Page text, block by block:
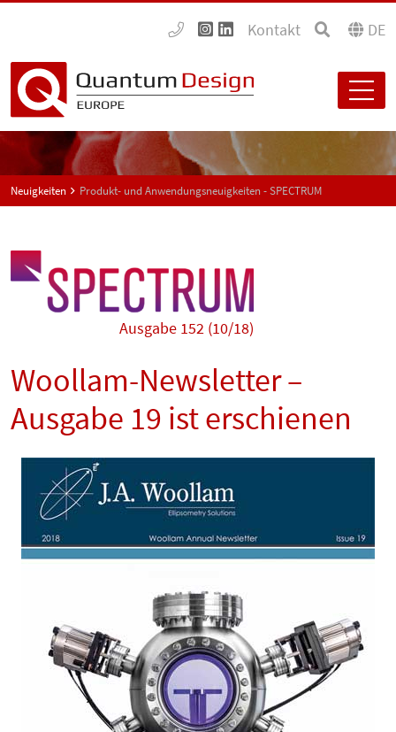
Kontakt DE
Neuigkeiten Produkt- und Anwendungsneuigkeiten - SPECTRUM
Ausgabe 152 (10/18)
Woollam-Newsletter –
Ausgabe 19 ist erschienen